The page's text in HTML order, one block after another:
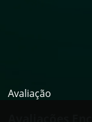
Avaliação